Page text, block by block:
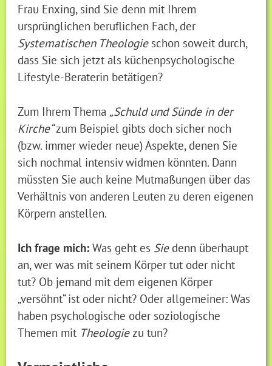
Frau Enxing, sind Sie denn mit Ihrem
ursprünglichen beruflichen Fach, der
Systematischen Theologie schon soweit durch,
dass Sie sich jetzt als küchenpsychologische
Lifestyle-Beraterin betätigen?
Zum Ihrem Thema „Schuld und Sünde in der
Kirche“zum Beispiel gibts doch sicher noch
(bzw. immer wieder neue) Aspekte, denen Sie
sich nochmal intensiv widmen könnten. Dann
müssten Sie auch keine Mutmaßungen über das
Verhältnis von anderen Leuten zu deren eigenen
Körpern anstellen.
Ich frage mich:Was geht es Sie denn überhaupt
an, wer was mit seinem Körper tut oder nicht
tut? Ob jemand mit dem eigenen Körper
„versöhnt“ ist oder nicht? Oder allgemeiner: Was
haben psychologische oder soziologische
Themen mit Theologiezu tun?